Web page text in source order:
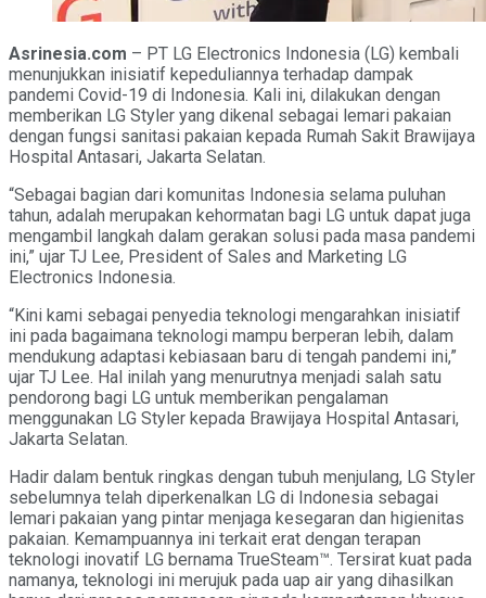
Asrinesia.com – PT LG Electronics Indonesia (LG) kembali
menunjukkan inisiatif kepeduliannya terhadap dampak
pandemi Covid-19 di Indonesia. Kali ini, dilakukan dengan
memberikan LG Styler yang dikenal sebagai lemari pakaian
dengan fungsi sanitasi pakaian kepada Rumah Sakit Brawijaya
Hospital Antasari, Jakarta Selatan.
“Sebagai bagian dari komunitas Indonesia selama puluhan
tahun, adalah merupakan kehormatan bagi LG untuk dapat juga
mengambil langkah dalam gerakan solusi pada masa pandemi
ini,” ujar TJ Lee, President of Sales and Marketing LG
Electronics Indonesia.
“Kini kami sebagai penyedia teknologi mengarahkan inisiatif
ini pada bagaimana teknologi mampu berperan lebih, dalam
mendukung adaptasi kebiasaan baru di tengah pandemi ini,”
ujar TJ Lee. Hal inilah yang menurutnya menjadi salah satu
pendorong bagi LG untuk memberikan pengalaman
menggunakan LG Styler kepada Brawijaya Hospital Antasari,
Jakarta Selatan.
Hadir dalam bentuk ringkas dengan tubuh menjulang, LG Styler
sebelumnya telah diperkenalkan LG di Indonesia sebagai
lemari pakaian yang pintar menjaga kesegaran dan higienitas
pakaian. Kemampuannya ini terkait erat dengan terapan
teknologi inovatif LG bernama TrueSteam™. Tersirat kuat pada
namanya, teknologi ini merujuk pada uap air yang dihasilkan